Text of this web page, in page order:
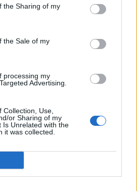
the Sharing of my
the Sale of my
processing my
Advertising.
Use,
or Sharing of my
Is Unrelated with the
it was collected.
ΑΥΤΉ ΤΗΝ ΚΑΤΗΓΟΡΊΑ
για τα Project Europe και